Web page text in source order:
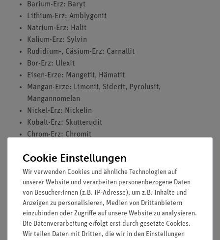
Barium-Erz: Baryt
Lithium-Erz: Amblygonit
Natrium-Erz: Halit
Kalium-Erz: Sylvin
Rudidium-, Cäsium-Erz: Carnallit
Bor-Erz: Ulexit
Eisen-Erze: Mangetit, Hämatit
Mangan-Erze: Limonit, Siderit, Pyrolusit,
Mangannomelan
Nickel-Erz: Nickelin
Kobalt-Erz: Skutterudit
Chrom-Erz: Chromit
Titan-Erz: Zemenit
Molybdän-Erz: Molybdänit
Wolfram-Erze: Wolframit, Scheelit
Zirkonium-Erz: Zirkon
Kupfer-Erze: Chalkosin, Chalkopyrit
Blei-Erze: Bornit, Tetraedrit
Zink-Erz: Galanit
Cookie Einstellungen
Wir verwenden Cookies und ähnliche Technologien auf
unserer Website und verarbeiten personenbezogene Daten
von Besucher:innen (z.B. IP-Adresse), um z.B. Inhalte und
Anzeigen zu personalisieren, Medien von Drittanbietern
einzubinden oder Zugriffe auf unsere Website zu analysieren.
Die Datenverarbeitung erfolgt erst durch gesetzte Cookies.
Wir teilen Daten mit Dritten, die wir in den Einstellungen